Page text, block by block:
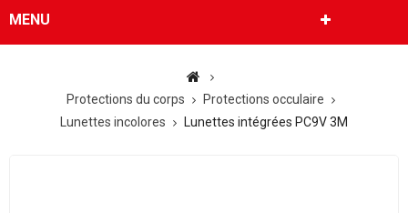
MENU
Protections du corps
Protections occulaire
Lunettes incolores
Lunettes intégrées PC9V 3M